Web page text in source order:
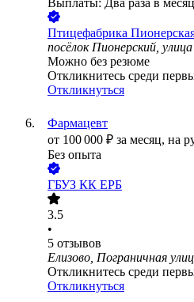
Выплаты: Два раза в месяц
Птицефабрика
посёлок Пионерский,
Можно без резюме
Откликнитесь среди
Откликнуться
Фармацевт
от 100 000 ₽ за месяц, на
Без опыта
ГБУЗ КК ЕРБ
3.5
•
5 отзывов
Елизово, Пограничная
Откликнитесь среди
Откликнуться